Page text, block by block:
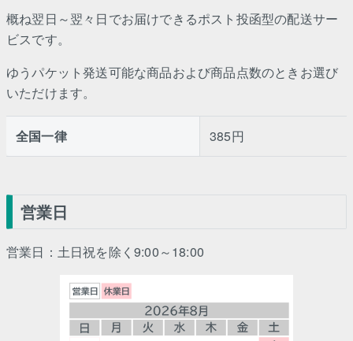
概ね翌日～翌々日でお届けできるポスト投函型の配送サー
ビスです。
ゆうパケット発送可能な商品および商品点数のときお選び
いただけます。
全国一律 385円
営業日
営業日：土日祝を除く9:00～18:00